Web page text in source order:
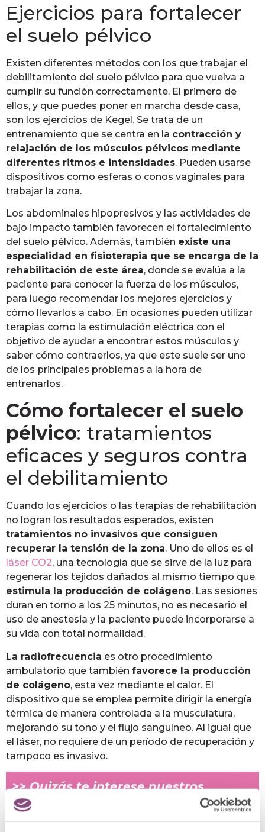
Ejercicios para fortalecer
el suelo pélvico
Existen diferentes métodos con los que trabajar el
debilitamiento del suelo pélvico para que vuelva a
cumplir su función correctamente. El primero de
ellos, y que puedes poner en marcha desde casa,
son los ejercicios de Kegel. Se trata de un
entrenamiento que se centra en la contracción y
relajación de los músculos pélvicos mediante
diferentes ritmos e intensidades. Pueden usarse
dispositivos como esferas o conos vaginales para
trabajar la zona.
Los abdominales hipopresivos y las actividades de
bajo impacto también favorecen el fortalecimiento
del suelo pélvico. Además, también existe una
especialidad en fisioterapia que se encarga de la
rehabilitación de este área, donde se evalúa a la
paciente para conocer la fuerza de los músculos,
para luego recomendar los mejores ejercicios y
cómo llevarlos a cabo. En ocasiones pueden utilizar
terapias como la estimulación eléctrica con el
objetivo de ayudar a encontrar estos músculos y
saber cómo contraerlos, ya que este suele ser uno
de los principales problemas a la hora de
entrenarlos.
Cómo fortalecer el suelo
pélvico: tratamientos
eficaces y seguros contra
el debilitamiento
Cuando los ejercicios o las terapias de rehabilitación
no logran los resultados esperados, existen
tratamientos no invasivos que consiguen
recuperar la tensión de la zona. Uno de ellos es el
láser CO2, una tecnología que se sirve de la luz para
regenerar los tejidos dañados al mismo tiempo que
estimula la producción de colágeno. Las sesiones
duran en torno a los 25 minutos, no es necesario el
uso de anestesia y la paciente puede incorporarse a
su vida con total normalidad.
La radiofrecuencia es otro procedimiento
ambulatorio que también favorece la producción
de colágeno, esta vez mediante el calor. El
dispositivo que se emplea permite dirigir la energía
térmica de manera controlada a la musculatura,
mejorando su tono y el flujo sanguíneo. Al igual que
el láser, no requiere de un período de recuperación y
tampoco es invasivo.
>> Quizás te interesenuestros
Tratamientos post parto